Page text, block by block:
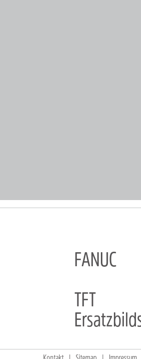
FANUC
TFT